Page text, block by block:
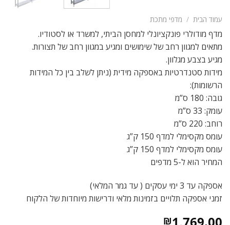
עמוד הבית / מדפי מתכת
מדף מודולרי פונקציונלי למחסן הביתי, למשרד או לסטודיו.
מתאים למגוון רחב של שימושים ומגיע במגוון רחב של תצורות.
מגיע בצבע מגלוון.
מידות סטנדרטיות באספקה מידית (ניתן לשלב בין כל המידות
הרשומות):
גובה: 180 ס”מ
עומק: 33 ס”מ
רוחב: 220 ס”מ
עומס מקסימלי למדף 150 ק”ג
עומס מקסימלי למדף 150 ק”ג
המחיר הוא ל-5 מדפים
אספקה עד 3 ימי עסקים ( עד גמר המלאי)
זמני אספקה תלויים בזמינות מלאי ודרישות מיוחדות של הלקוח
₪